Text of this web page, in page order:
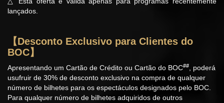
lançados.
【Desconto Exclusivo para Clientes do
BOC】
Apresentando um Cartão de Crédito ou Cartão do BOC##
, poderá
usufruir de 30% de desconto exclusivo na compra de qualquer
número de bilhetes para os espectáculos designados pelo BOC.
Para qualquer número de bilhetes adquiridos de outros